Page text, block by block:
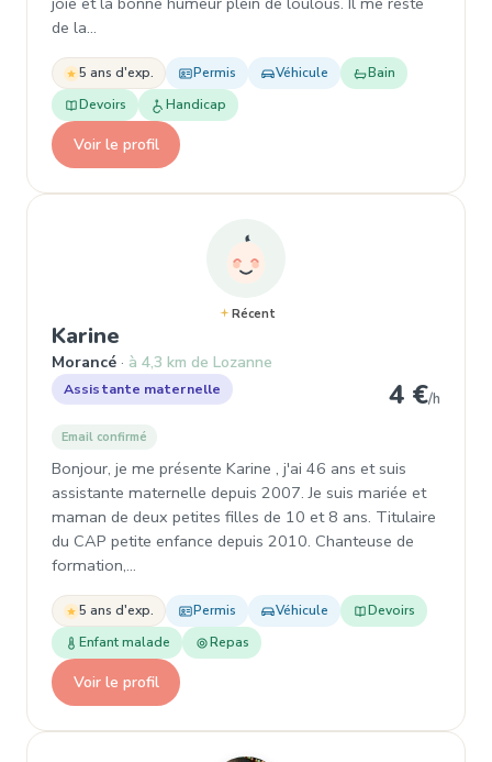
de la…
5 ans d'exp. Permis Véhicule
Bain
Devoirs
Handicap
Voir le profil
Récent
Karine
Morancé à 4,3 km de Lozanne
Assistante maternelle 4 €/h
Email confirmé
Bonjour, je me présente Karine , j'ai 46 ans et suis
assistante maternelle depuis 2007. Je suis mariée et
maman de deux petites filles de 10 et 8 ans. Titulaire
du CAP petite enfance depuis 2010. Chanteuse de
formation,…
5 ans d'exp. Permis Véhicule
Devoirs
Enfant malade
Repas
Voir le profil